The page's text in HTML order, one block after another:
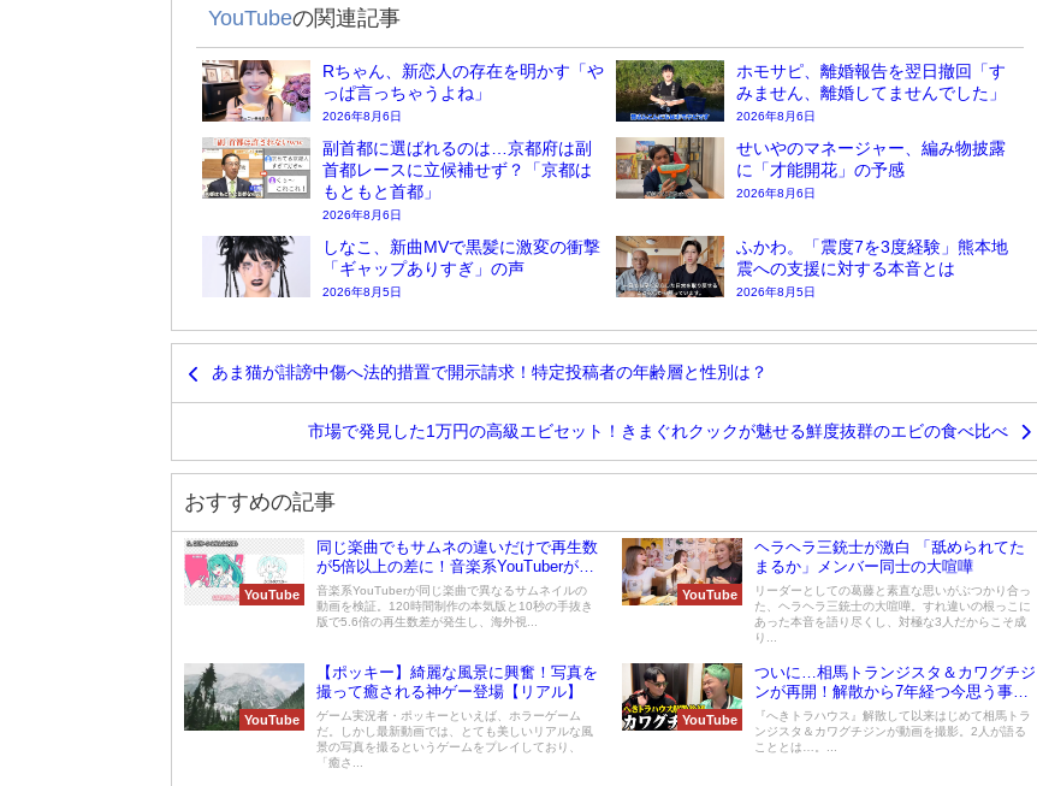
YouTubeの関連記事
Rちゃん、新恋人の存在を明かす「や
っぱ言っちゃうよね」
2026年8月6日
ホモサピ、離婚報告を翌日撤回「す
みません、離婚してませんでした」
2026年8月6日
副首都に選ばれるのは…京都府は副
首都レースに立候補せず？「京都は
もともと首都」
2026年8月6日
せいやのマネージャー、編み物披露
に「才能開花」の予感
2026年8月6日
しなこ、新曲MVで黒髪に激変の衝撃
「ギャップありすぎ」の声
2026年8月5日
ふかわ。「震度7を3度経験」熊本地
震への支援に対する本音とは
2026年8月5日
あま猫が誹謗中傷へ法的措置で開示請求！特定投稿者の年齢層と性別は？
市場で発見した1万円の高級エビセット！きまぐれクックが魅せる鮮度抜群のエビの食べ比べ
おすすめの記事
YouTube
同じ楽曲でもサムネの違いだけで再生数
が5倍以上の差に！音楽系YouTuberが検
証した驚きの結果
音楽系YouTuberが同じ楽曲で異なるサムネイルの
動画を検証。120時間制作の本気版と10秒の手抜き
版で5.6倍の再生数差が発生し、海外視...
YouTube
ヘラヘラ三銃士が激白 「舐められてた
まるか」メンバー同士の大喧嘩
リーダーとしての葛藤と素直な思いがぶつかり合っ
た、ヘラヘラ三銃士の大喧嘩。すれ違いの根っこに
あった本音を語り尽くし、対極な3人だからこそ成
り...
YouTube
【ポッキー】綺麗な風景に興奮！写真を
撮って癒される神ゲー登場【リアル】
ゲーム実況者・ポッキーといえば、ホラーゲーム
だ。しかし最新動画では、とても美しいリアルな風
景の写真を撮るというゲームをプレイしており、
「癒さ...
YouTube
ついに…相馬トランジスタ＆カワグチジ
ンが再開！解散から7年経つ今思う事
は…
『へきトラハウス』解散して以来はじめて相馬トラ
ンジスタ＆カワグチジンが動画を撮影。2人が語る
こととは…。...